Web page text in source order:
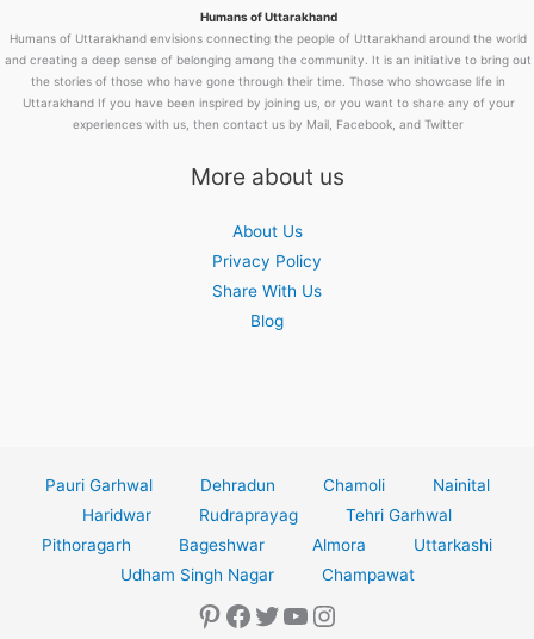
Humans of Uttarakhand
Humans of Uttarakhand envisions connecting the people of Uttarakhand around the world
and creating a deep sense of belonging among the community. It is an initiative to bring out
the stories of those who have gone through their time. Those who showcase life in
Uttarakhand If you have been inspired by joining us, or you want to share any of your
experiences with us, then contact us by Mail, Facebook, and Twitter
More about us
About Us
Privacy Policy
Share With Us
Blog
Pauri Garhwal Dehradun Chamoli
Nainital
Haridwar
Rudraprayag
Tehri Garhwal
Pithoragarh
Bageshwar Almora
Uttarkashi
Udham Singh Nagar
Champawat
Pinterest
Facebook
Twitter
YouTube
Instagram